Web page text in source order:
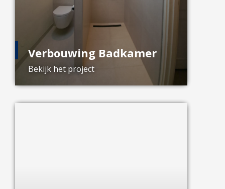
Verbouwing Badkamer
Bekijk het project